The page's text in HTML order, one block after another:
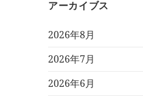
アーカイブス
2026年8月
2026年7月
2026年6月